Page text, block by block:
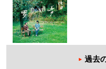
過去